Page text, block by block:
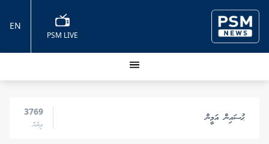
PSM LIVE
EN
ޙުސައިން އަމީން 3769
ލިޔުން